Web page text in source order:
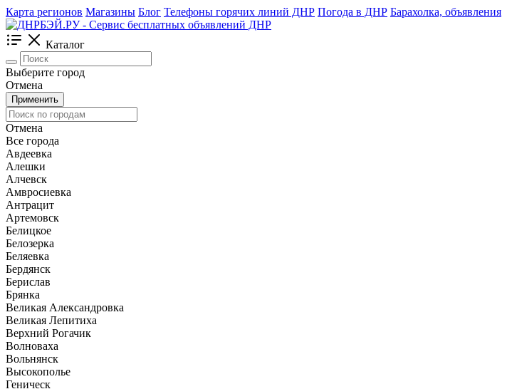
Карта регионов Магазины Блог Телефоны горячих линий ДНР Погода в ДНР Барахолка, объявления
Каталог
Выберите город
Отмена
Применить
Отмена
Все города
Авдеевка
Алешки
Алчевск
Амвросиевка
Антрацит
Артемовск
Белицкое
Белозерка
Беляевка
Бердянск
Берислав
Брянка
Великая Александровка
Великая Лепитиха
Верхний Рогачик
Волноваха
Вольнянск
Высокополье
Геническ